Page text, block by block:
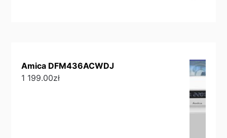
Amica DFM436ACWDJ
1 199.00zł